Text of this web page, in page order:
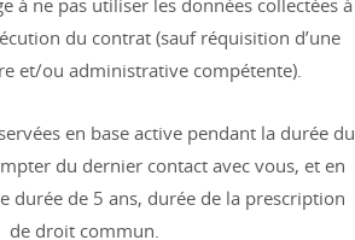
à ne pas utiliser les données collectées à
du contrat (sauf réquisition d’une
et/ou administrative compétente).
en base active pendant la durée du
du dernier contact avec vous, et en
durée de 5 ans, durée de la prescription
de droit commun.